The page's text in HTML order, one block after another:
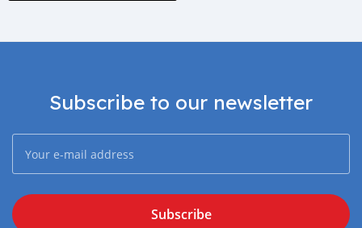
Subscribe to our newsletter
Subscribe